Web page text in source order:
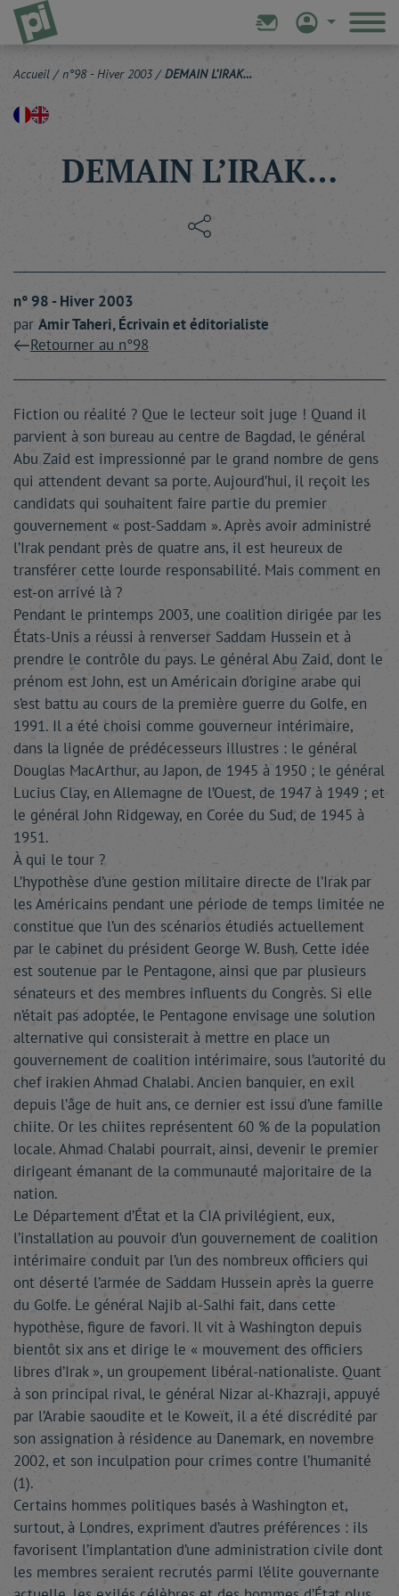
Accueil / n°98 - Hiver 2003 / DEMAIN L’IRAK…
DEMAIN L’IRAK…
n° 98 - Hiver 2003
par AmirTaheri, Écrivain et éditorialiste
Retourner au n°98
Fiction ou réalité ? Que le lecteur soit juge ! Quand il
parvient à son bureau au centre de Bagdad, le général
Abu Zaid est impressionné par le grand nombre de gens
qui attendent devant sa porte. Aujourd’hui, il reçoit les
candidats qui souhaitent faire partie du premier
gouvernement « post-Saddam ». Après avoir administré
l’Irak pendant près de quatre ans, il est heureux de
transférer cette lourde responsabilité. Mais comment en
est-on arrivé là ?
Pendant le printemps 2003, une coalition dirigée par les
États-Unis a réussi à renverser Saddam Hussein et à
prendre le contrôle du pays. Le général Abu Zaid, dont le
prénom est John, est un Américain d’origine arabe qui
s’est battu au cours de la première guerre du Golfe, en
1991. Il a été choisi comme gouverneur intérimaire,
dans la lignée de prédécesseurs illustres : le général
Douglas MacArthur, au Japon, de 1945 à 1950 ; le général
Lucius Clay, en Allemagne de l’Ouest, de 1947 à 1949 ; et
le général John Ridgeway, en Corée du Sud, de 1945 à
1951.
À qui le tour ?
L’hypothèse d’une gestion militaire directe de l’Irak par
les Américains pendant une période de temps limitée ne
constitue que l’un des scénarios étudiés actuellement
par le cabinet du président George W. Bush. Cette idée
est soutenue par le Pentagone, ainsi que par plusieurs
sénateurs et des membres influents du Congrès. Si elle
n’était pas adoptée, le Pentagone envisage une solution
alternative qui consisterait à mettre en place un
gouvernement de coalition intérimaire, sous l’autorité du
chef irakien Ahmad Chalabi. Ancien banquier, en exil
depuis l’âge de huit ans, ce dernier est issu d’une famille
chiite. Or les chiites représentent 60 % de la population
locale. Ahmad Chalabi pourrait, ainsi, devenir le premier
dirigeant émanant de la communauté majoritaire de la
nation.
Le Département d’État et la CIA privilégient, eux,
l’installation au pouvoir d’un gouvernement de coalition
intérimaire conduit par l’un des nombreux officiers qui
ont déserté l’armée de Saddam Hussein après la guerre
du Golfe. Le général Najib al-Salhi fait, dans cette
hypothèse, figure de favori. Il vit à Washington depuis
bientôt six ans et dirige le « mouvement des officiers
libres d’Irak », un groupement libéral-nationaliste. Quant
à son principal rival, le général Nizar al-Khazraji, appuyé
par l’Arabie saoudite et le Koweït, il a été discrédité par
son assignation à résidence au Danemark, en novembre
2002, et son inculpation pour crimes contre l’humanité
(1).
Certains hommes politiques basés à Washington et,
surtout, à Londres, expriment d’autres préférences : ils
favorisent l’implantation d’une administration civile dont
les membres seraient recrutés parmi l’élite gouvernante